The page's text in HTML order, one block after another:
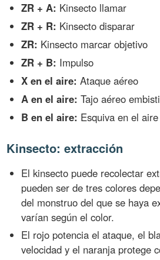
ZR + A: Kinsecto llamar
ZR + R: Kinsecto disparar
ZR: Kinsecto marcar objetivo
ZR + B: Impulso
X en el aire: Ataque aéreo
A en el aire: Tajo aéreo
B en el aire: Esquiva en el aire
Kinsecto: extracción
El kinsecto puede recolectar
pueden ser de tres colores
del monstruo del que se haya
varían según el color.
El rojo potencia el ataque, el
velocidad y el naranja protege